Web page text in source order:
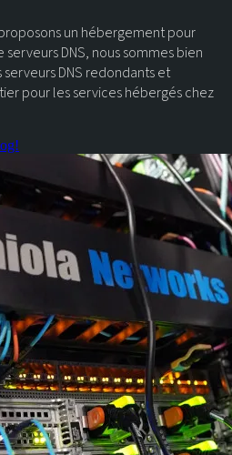
un hébergement pour
DNS, nous sommes bien
DNS redondants et
pour les services hébergés chez